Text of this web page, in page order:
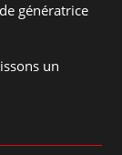
génératrice
un